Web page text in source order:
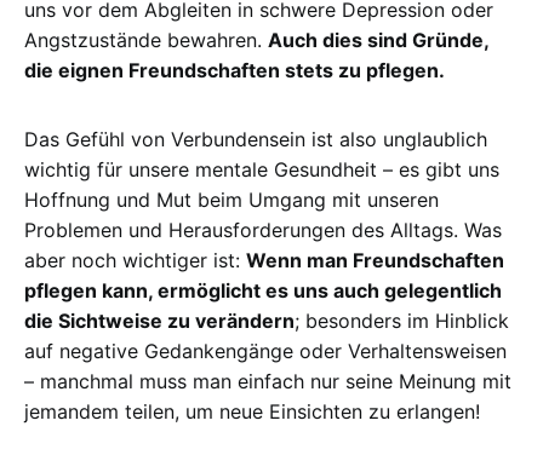
uns vor dem Abgleiten in schwere Depression oder
Angstzustände bewahren. Auch dies sind Gründe,
die eignen Freundschaften stets zu pflegen.
Das Gefühl von Verbundensein ist also unglaublich
wichtig für unsere mentale Gesundheit – es gibt uns
Hoffnung und Mut beim Umgang mit unseren
Problemen und Herausforderungen des Alltags. Was
aber noch wichtiger ist: Wenn man Freundschaften
pflegen kann, ermöglicht es uns auch gelegentlich
die Sichtweise zu verändern; besonders im Hinblick
auf negative Gedankengänge oder Verhaltensweisen
– manchmal muss man einfach nur seine Meinung mit
jemandem teilen, um neue Einsichten zu erlangen!